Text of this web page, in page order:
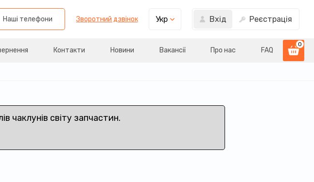
Наші телефони Зворотний дзвінок Укр Вхід Реєстрація
Контакти Новини Вакансії Про нас FAQ
0
чаклунів світу запчастин.